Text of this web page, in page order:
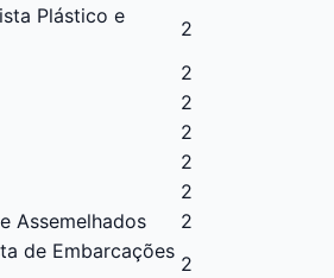
Plástico e
2
2
2
2
2
2
Assemelhados
2
de Embarcações
2